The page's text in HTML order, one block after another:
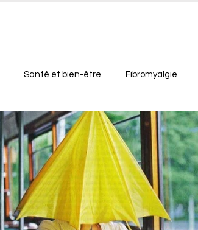
Santé et bien-être Fibromyalgie